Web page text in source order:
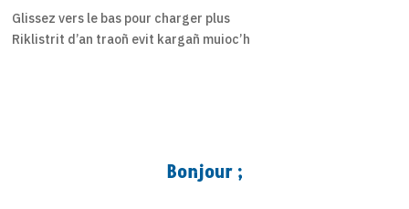
Glissez vers le bas pour charger plus
Riklistrit d’an traoñ evit kargañ muioc’h
Bonjour ;